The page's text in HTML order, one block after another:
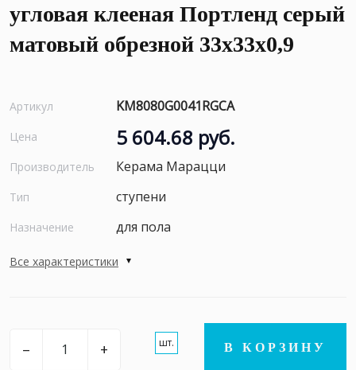
угловая клееная Портленд серый
матовый обрезной 33x33x0,9
Артикул KM8080G0041RGCA
Цена 5 604.68 руб.
Производитель Керама Марацци
Тип ступени
Назначение для пола
Все характеристики
– + шт. В КОРЗИНУ